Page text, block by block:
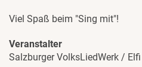
Viel Spaß beim "Sing mit"!
Veranstalter
Salzburger VolksLiedWerk /